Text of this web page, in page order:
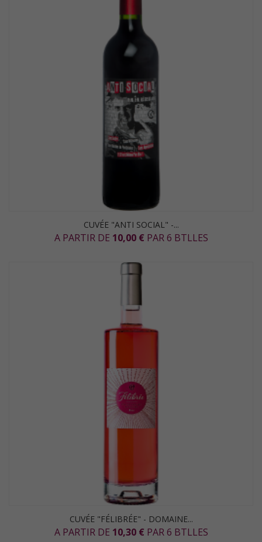
CUVÉE "ANTI SOCIAL" -...
A PARTIR DE 10,00 € PAR 6 BTLLES
CUVÉE "FÉLIBRÉE" - DOMAINE...
A PARTIR DE 10,30 € PAR 6 BTLLES